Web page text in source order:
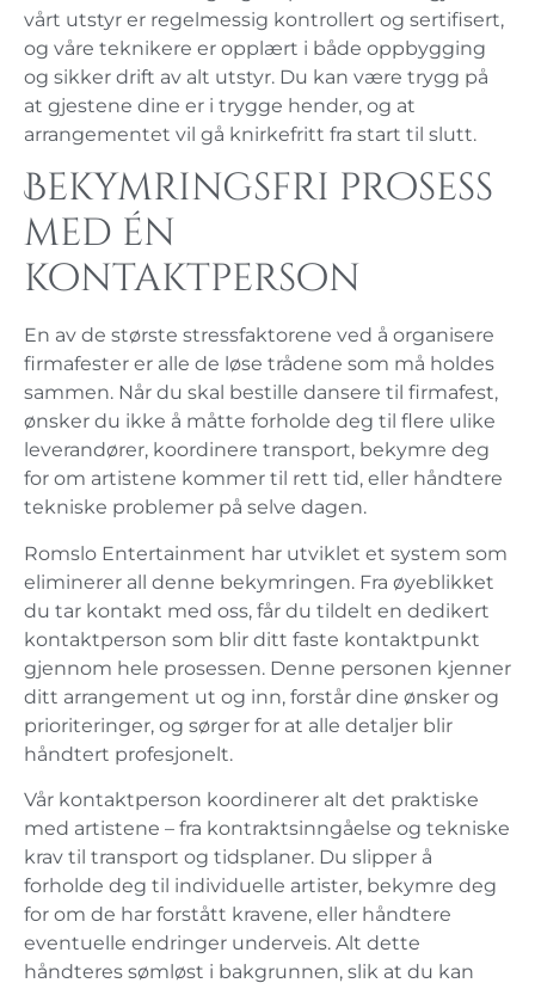
vårt utstyr er regelmessig kontrollert og sertifisert,
og våre teknikere er opplært i både oppbygging
og sikker drift av alt utstyr. Du kan være trygg på
at gjestene dine er i trygge hender, og at
arrangementet vil gå knirkefritt fra start til slutt.
Bekymringsfri prosess
med én
kontaktperson
En av de største stressfaktorene ved å organisere
firmafester er alle de løse trådene som må holdes
sammen. Når du skal bestille dansere til firmafest,
ønsker du ikke å måtte forholde deg til flere ulike
leverandører, koordinere transport, bekymre deg
for om artistene kommer til rett tid, eller håndtere
tekniske problemer på selve dagen.
Romslo Entertainment har utviklet et system som
eliminerer all denne bekymringen. Fra øyeblikket
du tar kontakt med oss, får du tildelt en dedikert
kontaktperson som blir ditt faste kontaktpunkt
gjennom hele prosessen. Denne personen kjenner
ditt arrangement ut og inn, forstår dine ønsker og
prioriteringer, og sørger for at alle detaljer blir
håndtert profesjonelt.
Vår kontaktperson koordinerer alt det praktiske
med artistene – fra kontraktsinngåelse og tekniske
krav til transport og tidsplaner. Du slipper å
forholde deg til individuelle artister, bekymre deg
for om de har forstått kravene, eller håndtere
eventuelle endringer underveis. Alt dette
håndteres sømløst i bakgrunnen, slik at du kan